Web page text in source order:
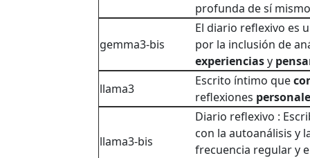
profunda de sí
gemma3-bis
El diario reflexivo es
por la inclusión de
experienciasy
llama3
Escrito íntimo que
reflexiones
llama3-bis
Diario reflexivo :
con la autoanálisis y
frecuencia regular y